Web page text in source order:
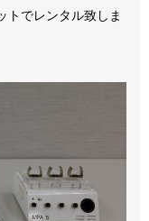
トでレンタル致しま